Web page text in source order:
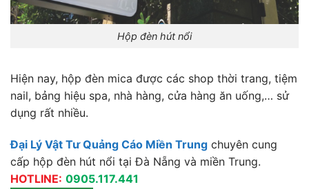
Hộp đèn hút nổi
Hiện nay, hộp đèn mica được các shop thời trang, tiệm
nail, bảng hiệu spa, nhà hàng, cửa hàng ăn uống,… sử
dụng rất nhiều.
Đại Lý Vật Tư Quảng Cáo Miền Trung chuyên cung
cấp hộp đèn hút nổi tại Đà Nẵng và miền Trung.
HOTLINE: 0905.117.441